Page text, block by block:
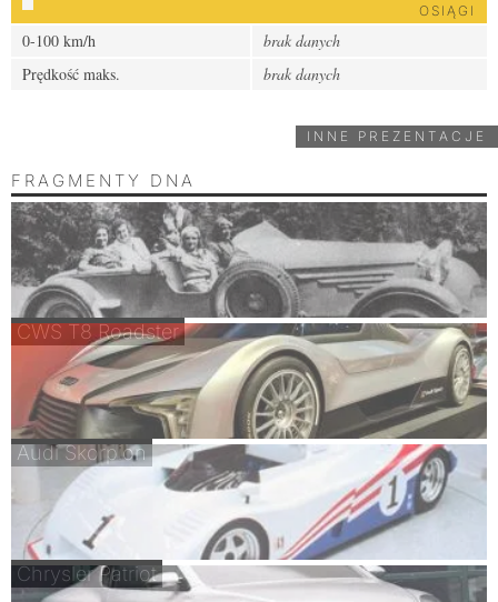
OSIĄGI
0-100 km/h
brak danych
Prędkość maks.
brak danych
INNE PREZENTACJE
FRAGMENTY DNA
CWS T8 Roadster
Audi Skorpion
Chrysler Patriot